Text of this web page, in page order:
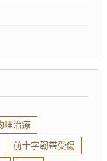
理治療
前十字韌帶受傷